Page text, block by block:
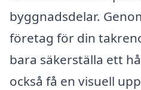
byggnadsdelar.
företag för din
bara säkerställa ett
också få en visuell